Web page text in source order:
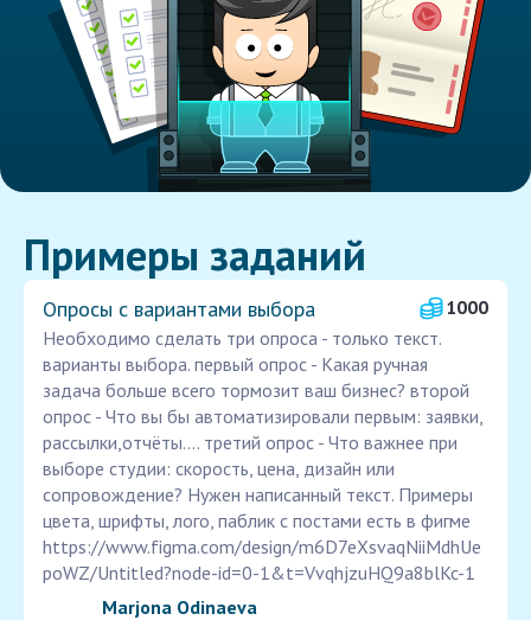
Примеры заданий
Опросы с вариантами выбора
1000
Необходимо сделать три опроса - только текст.
варианты выбора. первый опрос - Какая ручная
задача больше всего тормозит ваш бизнес? второй
опрос - Что вы бы автоматизировали первым: заявки,
рассылки,отчёты.... третий опрос - Что важнее при
выборе студии: скорость, цена, дизайн или
сопровождение? Нужен написанный текст. Примеры
цвета, шрифты, лого, паблик с постами есть в фигме
https://www.figma.com/design/m6D7eXsvaqNiiMdhUe
poWZ/Untitled?node-id=0-1&t=VvqhjzuHQ9a8blKc-1
Marjona Odinaeva